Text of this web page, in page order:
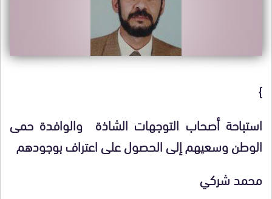
}
استباحة أصحاب التوجهات الشاذة والوافدة حمى
الوطن وسعيهم إلى الحصول على اعتراف بوجودهم
محمد شركي